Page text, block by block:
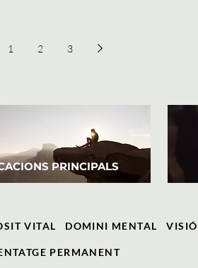
1 2 3
PRINCIPALS
VITAL DOMINI MENTAL
PERMANENT